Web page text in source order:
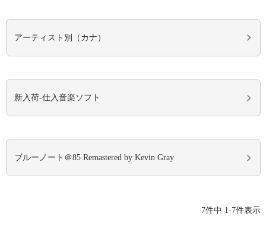
アーティスト別（カナ）
新入荷-仕入音楽ソフト
ブルーノート＠85 Remastered by Kevin Gray
7件中 1-7件表示